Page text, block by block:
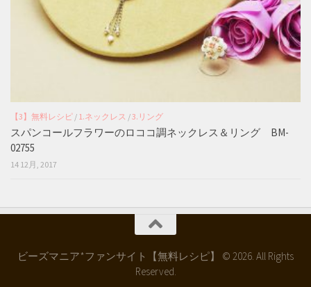
【3】無料レシピ / 1.ネックレス /3.リング
スパンコールフラワーのロココ調ネックレス＆リング BM-
02755
14 12月, 2017
ビーズマニア*ファンサイト【無料レシピ】 © 2026. All Rights
Reserved.